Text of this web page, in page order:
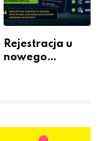
Rejestracja u
nowego
wpłatą